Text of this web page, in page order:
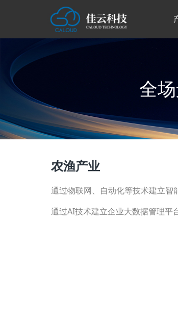
全
农渔产业
通过物联网、自动化等技术建立
通过AI技术建立企业大数据管理平